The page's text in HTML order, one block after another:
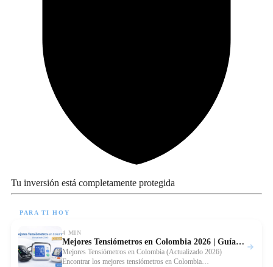
Tu inversión está completamente protegida
PARA TI HOY
4 MIN
Mejores Tensiómetros en Colombia 2026 | Guía Comparativa
Mejores Tensiómetros en Colombia (Actualizado 2026)
Encontrar los mejores tensiómetros en Colombia…